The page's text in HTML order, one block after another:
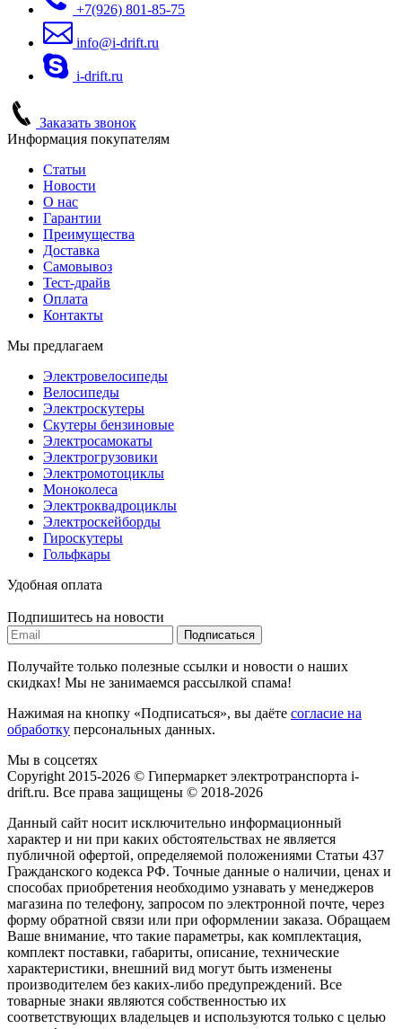
+7(926) 801-85-75
info@i-drift.ru
i-drift.ru
Заказать звонок
Информация покупателям
Статьи
Новости
О нас
Гарантии
Преимущества
Доставка
Самовывоз
Тест-драйв
Оплата
Контакты
Мы предлагаем
Электровелосипеды
Велосипеды
Электроскутеры
Скутеры бензиновые
Электросамокаты
Электрогрузовики
Электромотоциклы
Моноколеса
Электроквадроциклы
Электроскейборды
Гироскутеры
Гольфкары
Удобная оплата
Подпишитесь на новости
Подписаться
Получайте только полезные ссылки и новости о наших
скидках! Мы не занимаемся рассылкой спама!
Нажимая на кнопку «Подписаться», вы даёте согласие на
обработку персональных данных.
Мы в соцсетях
Copyright 2015-2026 © Гипермаркет электротранспорта i-
drift.ru. Все права защищены © 2018-2026
Данный сайт носит исключительно информационный
характер и ни при каких обстоятельствах не является
публичной офертой, определяемой положениями Статьи 437
Гражданского кодекса РФ. Точные данные о наличии, ценах и
способах приобретения необходимо узнавать у менеджеров
магазина по телефону, запросом по электронной почте, через
форму обратной связи или при оформлении заказа. Обращаем
Ваше внимание, что такие параметры, как комплектация,
комплект поставки, габариты, описание, технические
характеристики, внешний вид могут быть изменены
производителем без каких-либо предупреждений. Все
товарные знаки являются собственностью их
соответствующих владельцев и используются только с целью